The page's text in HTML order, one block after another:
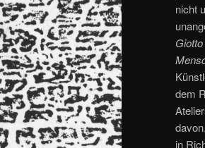
nicht
dem
in